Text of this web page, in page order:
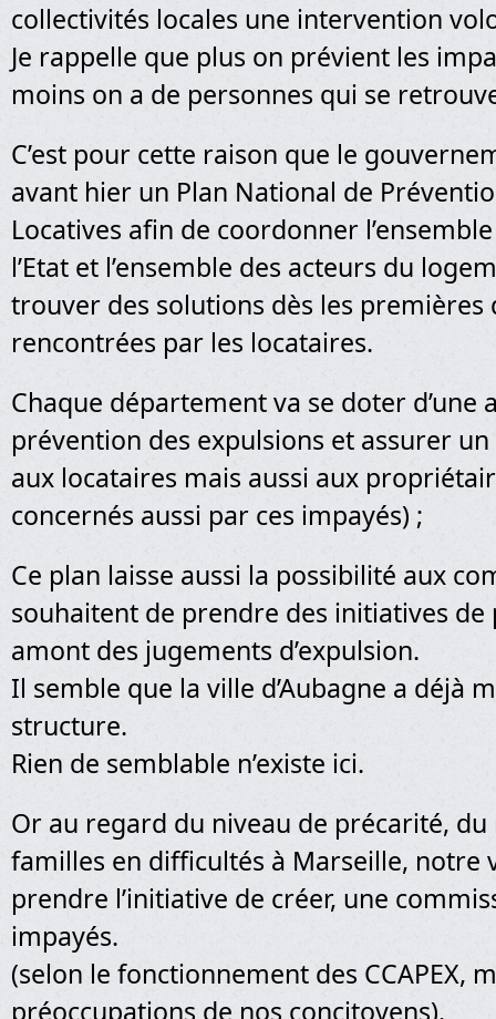
collectivités locales une intervention
Je rappelle que plus on prévient les
moins on a de personnes qui se
C’est pour cette raison que le
avant hier un Plan National de
Locatives afin de coordonner
l’Etat et l’ensemble des acteurs du
trouver des solutions dès les premières
rencontrées par les locataires.
Chaque département va se doter d’une
prévention des expulsions et assurer
aux locataires mais aussi aux
concernés aussi par ces impayés) ;
Ce plan laisse aussi la possibilité aux
souhaitent de prendre des initiatives
amont des jugements d’expulsion.
Il semble que la ville d’Aubagne a déjà
structure.
Rien de semblable n’existe ici.
Or au regard du niveau de précarité,
familles en difficultés à Marseille, notre
prendre l’initiative de créer, une
impayés.
(selon le fonctionnement des CCAPEX,
préoccupations de nos concitoyens).